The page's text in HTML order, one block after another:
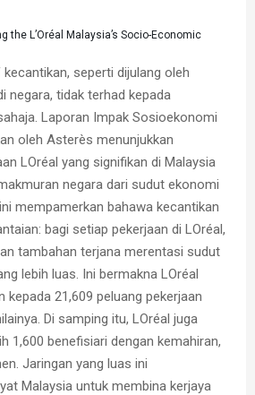
the L’Oréal Malaysia’s Socio-Economic
seperti dijulang oleh
negara, tidak terhad kepada
Laporan Impak Sosioekonomi
oleh Asterès menunjukkan
LOréal yang signifikan di Malaysia
negara dari sudut ekonomi
mempamerkan bahawa kecantikan
bagi setiap pekerjaan di LOréal,
tambahan terjana merentasi sudut
lebih luas. Ini bermakna LOréal
kepada 21,609 peluang pekerjaan
Di samping itu, LOréal juga
1,600 benefisiari dengan kemahiran,
Jaringan yang luas ini
Malaysia untuk membina kerjaya